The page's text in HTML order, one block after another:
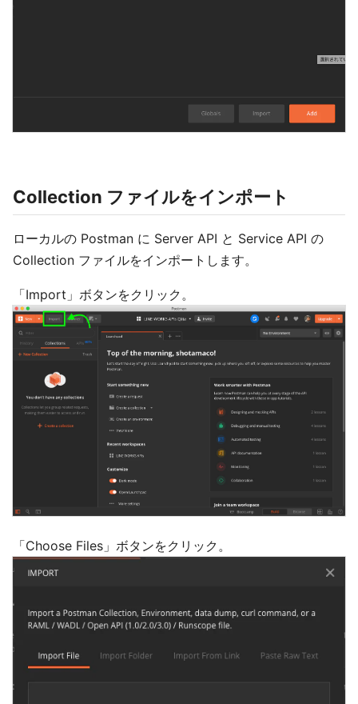
Collection ファイルをインポート
ローカルの Postman に Server API と Service API の
Collection ファイルをインポートします。
「Import」ボタンをクリック。
「Choose Files」ボタンをクリック。